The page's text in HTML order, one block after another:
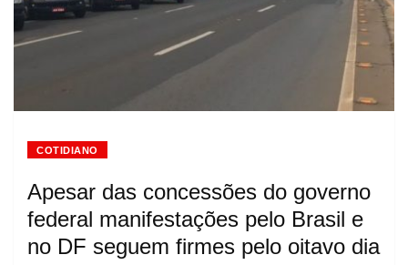
COTIDIANO
Apesar das concessões do governo
federal manifestações pelo Brasil e
no DF seguem firmes pelo oitavo dia